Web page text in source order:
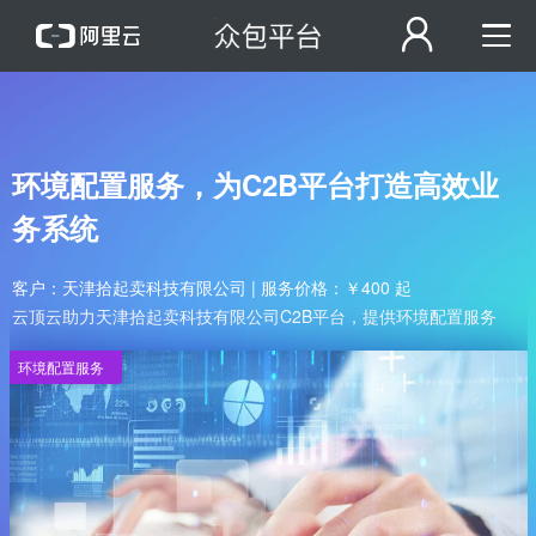
环境配置服务，为C2B平台打造高效业
务系统
客户：天津拾起卖科技有限公司 | 服务价格：￥400 起
云顶云助力天津拾起卖科技有限公司C2B平台，提供环境配置服务
环境配置服务